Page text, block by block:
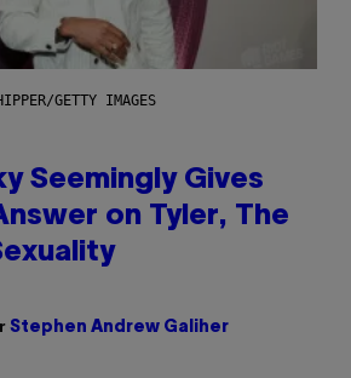
GETTY IMAGES
Seemingly Gives
on Tyler, The
Stephen Andrew Galiher